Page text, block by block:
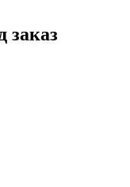
заказ